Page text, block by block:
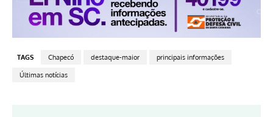
TAGS Chapecó destaque-maior principais informações
Últimas notícias